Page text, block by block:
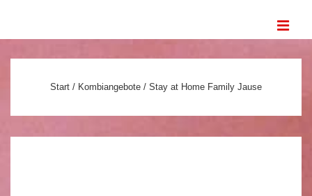
Start / Kombiangebote / Stay at Home Family Jause